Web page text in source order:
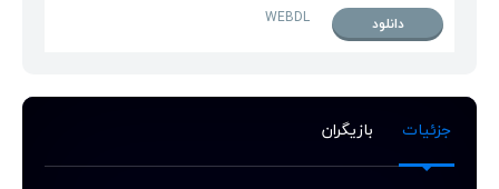
دانلود
WEBDL
جزئیات بازیگران